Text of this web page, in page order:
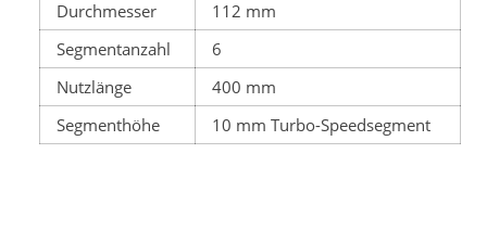
Durchmesser
112 mm
Segmentanzahl
6
Nutzlänge
400 mm
Segmenthöhe
10 mm Turbo-Speedsegment